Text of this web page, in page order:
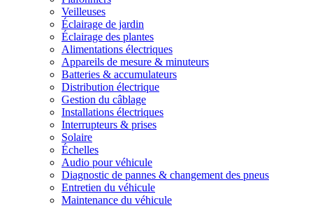
Veilleuses
Éclairage de jardin
Éclairage des plantes
Alimentations électriques
Appareils de mesure & minuteurs
Batteries & accumulateurs
Distribution électrique
Gestion du câblage
Installations électriques
Interrupteurs & prises
Solaire
Échelles
Audio pour véhicule
Diagnostic de pannes & changement des pneus
Entretien du véhicule
Maintenance du véhicule